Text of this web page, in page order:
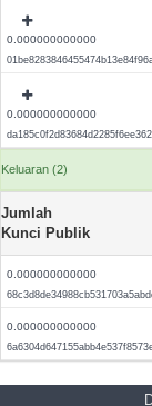
0.000000000000
0.000000000000
Keluaran (2)
Jumlah
Kunci Publik
0.000000000000
0.000000000000